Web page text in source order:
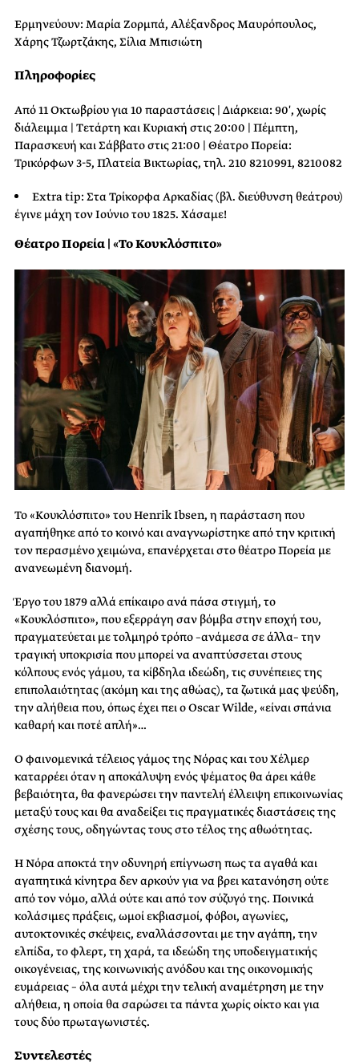
Ερμηνεύουν: Μαρία Ζορμπά, Αλέξανδρος Μαυρόπουλος,
Χάρης Τζωρτζάκης, Σίλια Μπισιώτη
Πληροφορίες
Από 11 Οκτωβρίου για 10 παραστάσεις | Διάρκεια: 90′, χωρίς
διάλειμμα | Τετάρτη και Κυριακή στις 20:00 | Πέμπτη,
Παρασκευή και Σάββατο στις 21:00 | Θέατρο Πορεία:
Τρικόρφων 3-5, Πλατεία Βικτωρίας, τηλ. 210 8210991, 8210082
Extra tip: Στα Τρίκορφα Αρκαδίας (βλ. διεύθυνση θεάτρου)
έγινε μάχη τον Ιούνιο του 1825. Χάσαμε!
Θέατρο Πορεία | «Το Κουκλόσπιτο»
Το «Κουκλόσπιτο» του Henrik Ibsen, η παράσταση που
αγαπήθηκε από το κοινό και αναγνωρίστηκε από την κριτική
τον περασμένο χειμώνα, επανέρχεται στο θέατρο Πορεία με
ανανεωμένη διανομή.
Έργο του 1879 αλλά επίκαιρο ανά πάσα στιγμή, το
«Κουκλόσπιτο», που εξερράγη σαν βόμβα στην εποχή του,
πραγματεύεται με τολμηρό τρόπο –ανάμεσα σε άλλα– την
τραγική υποκρισία που μπορεί να αναπτύσσεται στους
κόλπους ενός γάμου, τα κίβδηλα ιδεώδη, τις συνέπειες της
επιπολαιότητας (ακόμη και της αθώας), τα ζωτικά μας ψεύδη,
την αλήθεια που, όπως έχει πει ο Oscar Wilde, «είναι σπάνια
καθαρή και ποτέ απλή»…
Ο φαινομενικά τέλειος γάμος της Νόρας και του Χέλμερ
καταρρέει όταν η αποκάλυψη ενός ψέματος θα άρει κάθε
βεβαιότητα, θα φανερώσει την παντελή έλλειψη επικοινωνίας
μεταξύ τους και θα αναδείξει τις πραγματικές διαστάσεις της
σχέσης τους, οδηγώντας τους στο τέλος της αθωότητας.
Η Νόρα αποκτά την οδυνηρή επίγνωση πως τα αγαθά και
αγαπητικά κίνητρα δεν αρκούν για να βρει κατανόηση ούτε
από τον νόμο, αλλά ούτε και από τον σύζυγό της. Ποινικά
κολάσιμες πράξεις, ωμοί εκβιασμοί, φόβοι, αγωνίες,
αυτοκτονικές σκέψεις, εναλλάσσονται με την αγάπη, την
ελπίδα, το φλερτ, τη χαρά, τα ιδεώδη της υποδειγματικής
οικογένειας, της κοινωνικής ανόδου και της οικονομικής
ευμάρειας – όλα αυτά μέχρι την τελική αναμέτρηση με την
αλήθεια, η οποία θα σαρώσει τα πάντα χωρίς οίκτο και για
τους δύο πρωταγωνιστές.
Συντελεστές